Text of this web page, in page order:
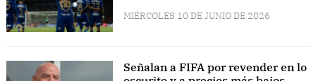
MIÉRCOLES 10 DE JUNIO DE 2026
Señalan a FIFA por revender en lo